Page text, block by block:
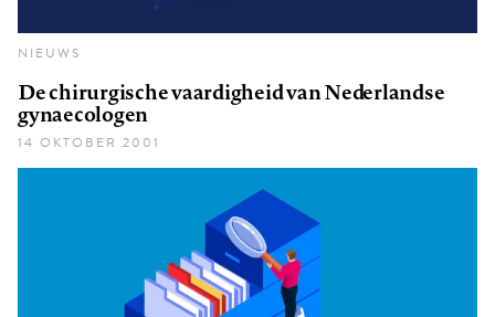
NIEUWS
De chirurgische vaardigheid van Nederlandse
gynaecologen
14 OKTOBER 2001